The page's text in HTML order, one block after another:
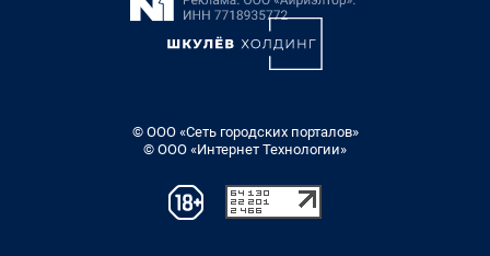
© ООО «Сеть городских порталов»
© ООО «Интернет Технологии»